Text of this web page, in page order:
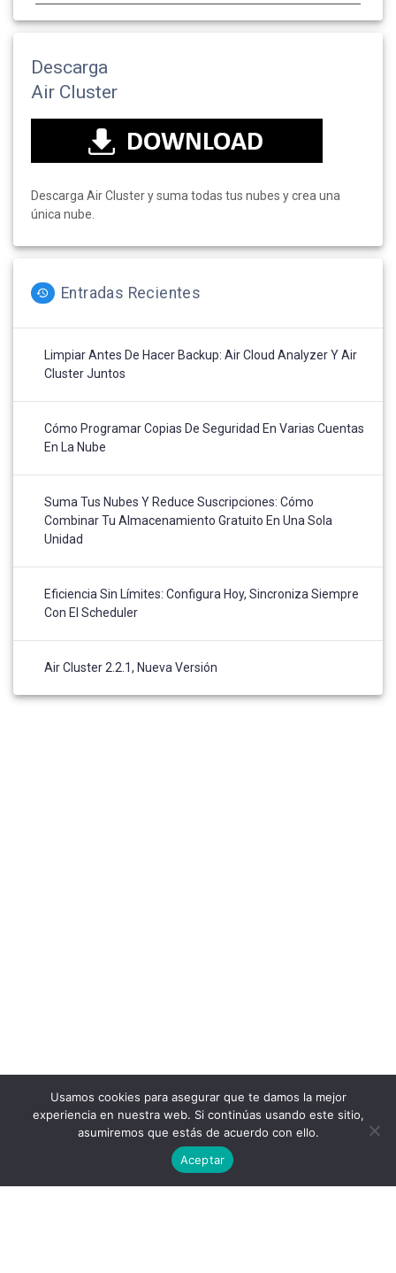
Descarga
Air Cluster
Descarga Air Cluster y suma todas tus nubes y crea una
única nube.
Entradas Recientes
Limpiar Antes De Hacer Backup: Air Cloud Analyzer Y Air
Cluster Juntos
Cómo Programar Copias De Seguridad En Varias Cuentas
En La Nube
Suma Tus Nubes Y Reduce Suscripciones: Cómo
Combinar Tu Almacenamiento Gratuito En Una Sola
Unidad
Eficiencia Sin Límites: Configura Hoy, Sincroniza Siempre
Con El Scheduler
Air Cluster 2.2.1, Nueva Versión
Usamos cookies para asegurar que te damos la mejor
experiencia en nuestra web. Si continúas usando este sitio,
asumiremos que estás de acuerdo con ello.
Aceptar